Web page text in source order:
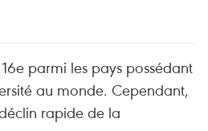
parmi les pays possédant
au monde. Cependant,
rapide de la